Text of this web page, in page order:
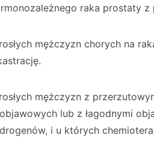
raka prostaty z
mężczyzn chorych na
mężczyzn z
lub z łagodnymi
i u których